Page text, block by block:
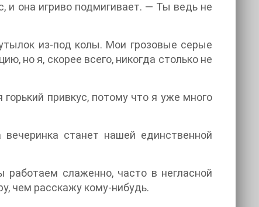
и она игриво подмигивает. — Ты ведь не
из-под колы. Мои грозовые серые
но я, скорее всего, никогда столько не
привкус, потому что я уже много
станет нашей единственной
слаженно, часто в негласной
чем расскажу кому-нибудь.